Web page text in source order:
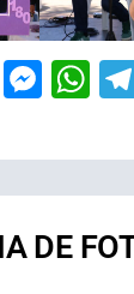
DE